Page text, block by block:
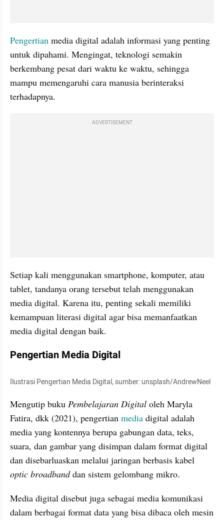
Pengertian media digital adalah informasi yang penting
untuk dipahami. Mengingat, teknologi semakin
berkembang pesat dari waktu ke waktu, sehingga
mampu memengaruhi cara manusia berinteraksi
terhadapnya.
ADVERTISEMENT
Setiap kali menggunakan smartphone, komputer, atau
tablet, tandanya orang tersebut telah menggunakan
media digital. Karena itu, penting sekali memiliki
kemampuan literasi digital agar bisa memanfaatkan
media digital dengan baik.
Pengertian Media Digital
Ilustrasi Pengertian Media Digital, sumber: unsplash/AndrewNeel
Mengutip buku Pembelajaran Digital oleh Maryla
Fatira, dkk (2021), pengertian media digital adalah
media yang kontennya berupa gabungan data, teks,
suara, dan gambar yang disimpan dalam format digital
optic broadband dan sistem gelombang mikro.
Media digital disebut juga sebagai media komunikasi
dalam berbagai format data yang bisa dibaca oleh mesin